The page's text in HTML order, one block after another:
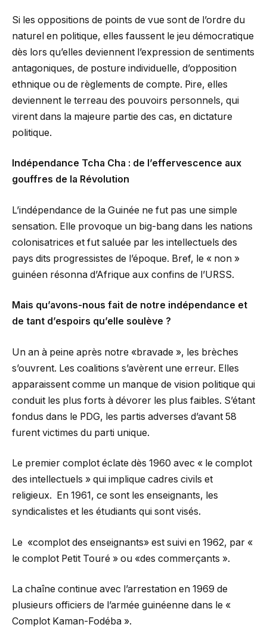
Si les oppositions de points de vue sont de l’ordre du
naturel en politique, elles faussent le jeu démocratique
dès lors qu’elles deviennent l’expression de sentiments
antagoniques, de posture individuelle, d’opposition
ethnique ou de règlements de compte. Pire, elles
deviennent le terreau des pouvoirs personnels, qui
virent dans la majeure partie des cas, en dictature
politique.
Indépendance Tcha Cha : de l’effervescence aux
gouffres de la Révolution
L’indépendance de la Guinée ne fut pas une simple
sensation. Elle provoque un big-bang dans les nations
colonisatrices et fut saluée par les intellectuels des
pays dits progressistes de l’époque. Bref, le « non »
guinéen résonna d’Afrique aux confins de l’URSS.
Mais qu’avons-nous fait de notre indépendance et
de tant d’espoirs qu’elle soulève ?
Un an à peine après notre «bravade », les brèches
s’ouvrent. Les coalitions s’avèrent une erreur. Elles
apparaissent comme un manque de vision politique qui
conduit les plus forts à dévorer les plus faibles. S’étant
fondus dans le PDG, les partis adverses d’avant 58
furent victimes du parti unique.
Le premier complot éclate dès 1960 avec « le complot
des intellectuels » qui implique cadres civils et
religieux. En 1961, ce sont les enseignants, les
syndicalistes et les étudiants qui sont visés.
Le «complot des enseignants» est suivi en 1962, par «
le complot Petit Touré » ou «des commerçants ».
La chaîne continue avec l’arrestation en 1969 de
plusieurs officiers de l’armée guinéenne dans le «
Complot Kaman-Fodéba ».